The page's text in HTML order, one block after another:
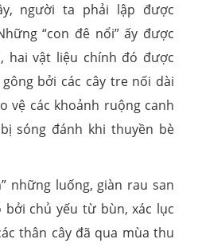
người ta phải lập được
“con đê nổi” ấy được
hai vật liệu chính đó được
bởi các cây tre nối dài
vệ các khoảnh ruộng canh
sóng đánh khi thuyền bè
những luống, giàn rau san
chủ yếu từ bùn, xác lục
thân cây đã qua mùa thu